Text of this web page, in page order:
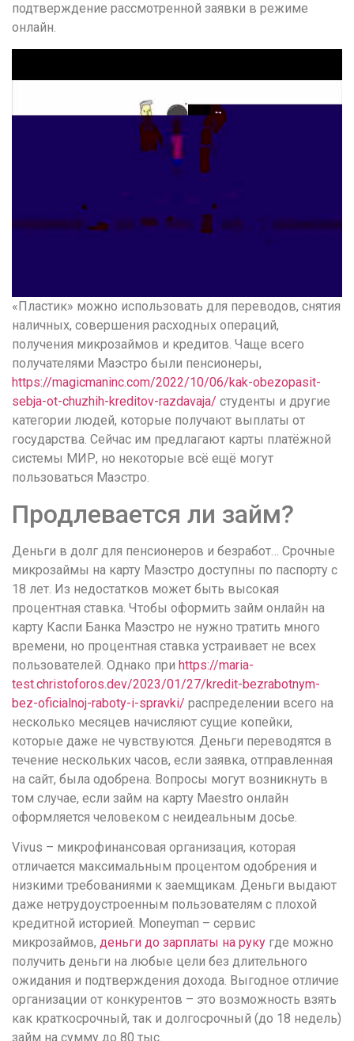
подтверждение рассмотренной заявки в режиме
онлайн.
«Пластик» можно использовать для переводов, снятия
наличных, совершения расходных операций,
получения микрозаймов и кредитов. Чаще всего
получателями Маэстро были пенсионеры,
https://magicmaninc.com/2022/10/06/kak-obezopasit-
sebja-ot-chuzhih-kreditov-razdavaja/ студенты и другие
категории людей, которые получают выплаты от
государства. Сейчас им предлагают карты платёжной
системы МИР, но некоторые всё ещё могут
пользоваться Маэстро.
Продлевается ли займ?
Деньги в долг для пенсионеров и безработ… Срочные
микрозаймы на карту Маэстро доступны по паспорту с
18 лет. Из недостатков может быть высокая
процентная ставка. Чтобы оформить займ онлайн на
карту Каспи Банка Маэстро не нужно тратить много
времени, но процентная ставка устраивает не всех
пользователей. Однако при https://maria-
test.christoforos.dev/2023/01/27/kredit-bezrabotnym-
bez-oficialnoj-raboty-i-spravki/ распределении всего на
несколько месяцев начисляют сущие копейки,
которые даже не чувствуются. Деньги переводятся в
течение нескольких часов, если заявка, отправленная
на сайт, была одобрена. Вопросы могут возникнуть в
том случае, если займ на карту Maestro онлайн
оформляется человеком с неидеальным досье.
Vivus – микрофинансовая организация, которая
отличается максимальным процентом одобрения и
низкими требованиями к заемщикам. Деньги выдают
даже нетрудоустроенным пользователям с плохой
кредитной историей. Moneyman – сервис
микрозаймов, деньги до зарплаты на руку где можно
получить деньги на любые цели без длительного
ожидания и подтверждения дохода. Выгодное отличие
организации от конкурентов – это возможность взять
как краткосрочный, так и долгосрочный (до 18 недель)
займ на сумму до 80 тыс.